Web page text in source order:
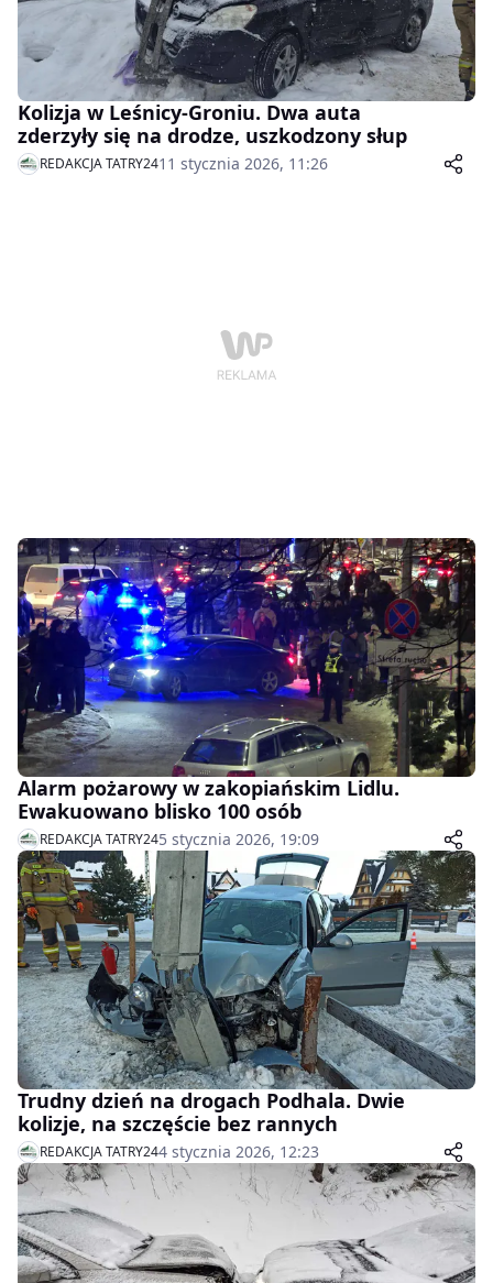
Kolizja w Leśnicy-Groniu. Dwa auta
zderzyły się na drodze, uszkodzony słup
REDAKCJA TATRY2411 stycznia 2026, 11:26
Alarm pożarowy w zakopiańskim Lidlu.
Ewakuowano blisko 100 osób
REDAKCJA TATRY245 stycznia 2026, 19:09
Trudny dzień na drogach Podhala. Dwie
kolizje, na szczęście bez rannych
REDAKCJA TATRY244 stycznia 2026, 12:23